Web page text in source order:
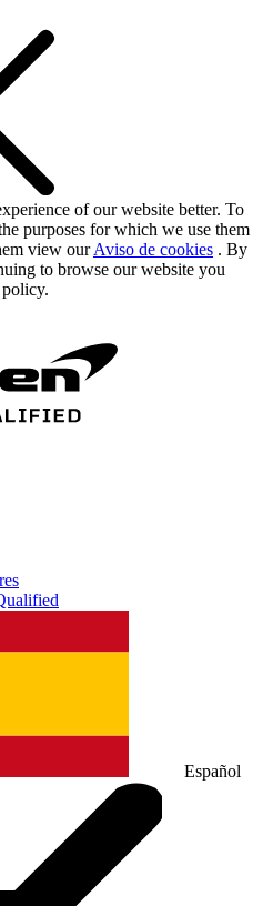
of our website better. To
purposes for which we use them
view ourAviso de cookies . By
to browse our website you
Español